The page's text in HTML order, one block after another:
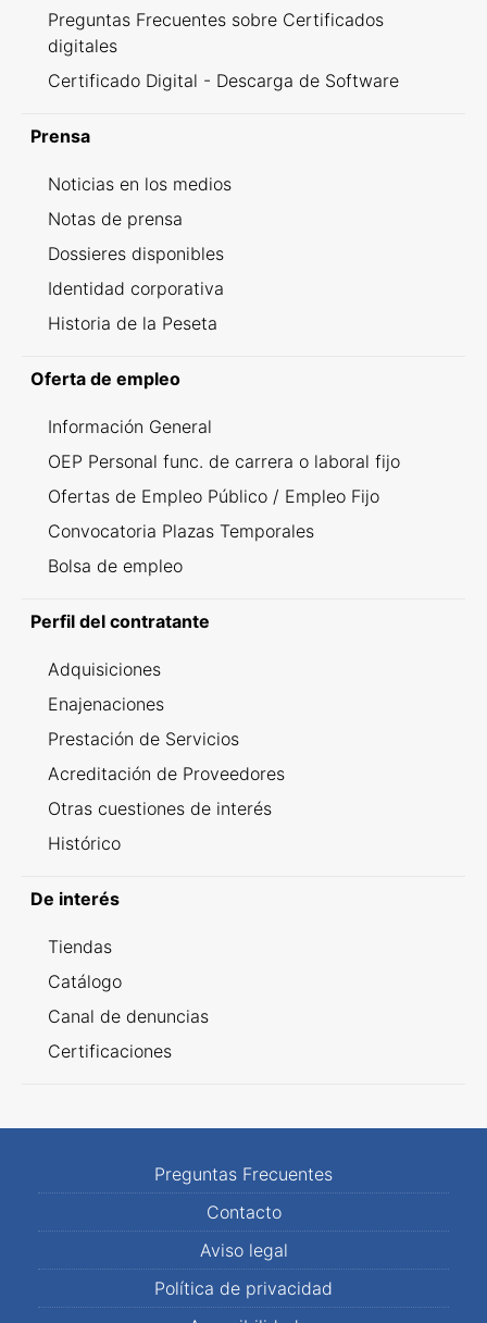
Preguntas Frecuentes sobre Certificados
digitales
Certificado Digital - Descarga de Software
Prensa
Noticias en los medios
Notas de prensa
Dossieres disponibles
Identidad corporativa
Historia de la Peseta
Oferta de empleo
Información General
OEP Personal func. de carrera o laboral fijo
Ofertas de Empleo Público / Empleo Fijo
Convocatoria Plazas Temporales
Bolsa de empleo
Perfil del contratante
Adquisiciones
Enajenaciones
Prestación de Servicios
Acreditación de Proveedores
Otras cuestiones de interés
Histórico
De interés
Tiendas
Catálogo
Canal de denuncias
Certificaciones
Preguntas Frecuentes
Contacto
Aviso legal
Política de privacidad